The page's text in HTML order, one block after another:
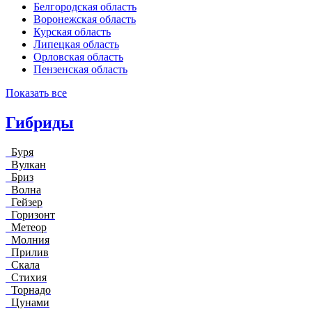
Белгородская область
Воронежская область
Курская область
Липецкая область
Орловская область
Пензенская область
Показать все
Гибриды
Буря
Вулкан
Бриз
Волна
Гейзер
Горизонт
Метеор
Молния
Прилив
Скала
Стихия
Торнадо
Цунами